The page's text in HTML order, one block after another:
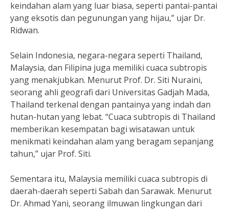
keindahan alam yang luar biasa, seperti pantai-pantai
yang eksotis dan pegunungan yang hijau,” ujar Dr.
Ridwan.
Selain Indonesia, negara-negara seperti Thailand,
Malaysia, dan Filipina juga memiliki cuaca subtropis
yang menakjubkan. Menurut Prof. Dr. Siti Nuraini,
seorang ahli geografi dari Universitas Gadjah Mada,
Thailand terkenal dengan pantainya yang indah dan
hutan-hutan yang lebat. “Cuaca subtropis di Thailand
memberikan kesempatan bagi wisatawan untuk
menikmati keindahan alam yang beragam sepanjang
tahun,” ujar Prof. Siti.
Sementara itu, Malaysia memiliki cuaca subtropis di
daerah-daerah seperti Sabah dan Sarawak. Menurut
Dr. Ahmad Yani, seorang ilmuwan lingkungan dari